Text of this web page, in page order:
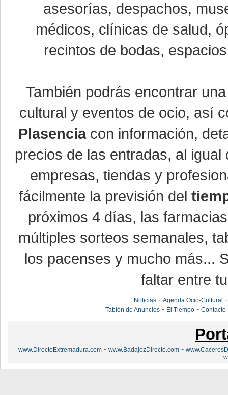
asesorías, despachos,
médicos, clínicas de salud,
recintos de bodas,
También podrás encontrar
cultural y eventos de ocio, así
Plasenciacon información,
precios de las entradas, al
empresas, tiendas y
fácilmente la previsión del
próximos 4 días, las
múltiples sorteos semanales,
los pacenses y mucho más...
faltar entre
Noticias -Agenda Ocio-Cultural
Tablón de Anuncios - El Tiempo -Contacto
www.DirectoExtremadura.com - www.BadajozDirecto.com -